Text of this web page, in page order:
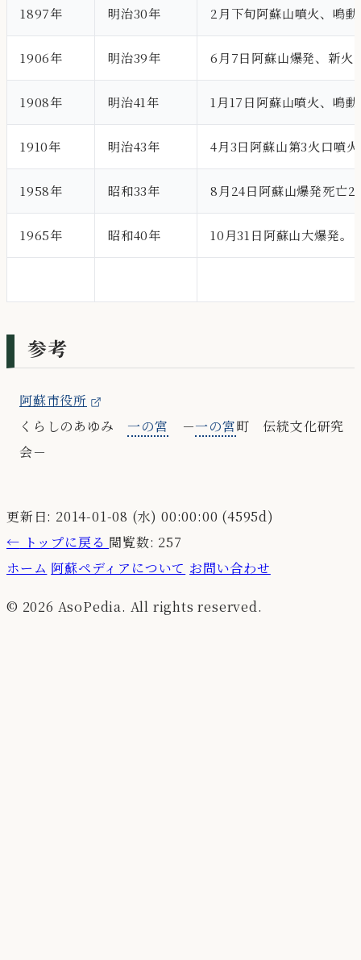
1897年 明治30年 2月下旬阿蘇山噴火、鳴
1906年 明治39年 6月7日阿蘇山爆発、新火
1908年 明治41年 1月17日阿蘇山噴火、鳴
1910年 明治43年 4月3日阿蘇山第3火口噴
1958年 昭和33年 8月24日阿蘇山爆発死亡2
1965年 昭和40年 10月31日阿蘇山大爆発。
参考
阿蘇市役所
くらしのあゆみ一の宮 －一の宮町 伝統文化研究
会－
更新日: 2014-01-08 (水) 00:00:00 (4595d)
← トップに戻る 閲覧数: 257
ホーム 阿蘇ペディアについて お問い合わせ
© 2026 AsoPedia. All rights reserved.